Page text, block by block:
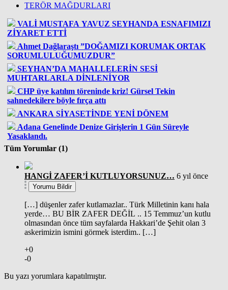
TERÖR MAĞDURLARI
VALİ MUSTAFA YAVUZ SEYHANDA ESNAFIMIZI
ZİYARET ETTİ
Ahmet Dağlaraştı ”DOĞAMIZI KORUMAK ORTAK
SORUMLULUĞUMUZDUR”
SEYHAN’DA MAHALLELERİN SESİ
MUHTARLARLA DİNLENİYOR
CHP üye katılım töreninde kriz! Gürsel Tekin
sahnedekilere böyle fırça attı
ANKARA SİYASETİNDE YENİ DÖNEM
Adana Genelinde Denize Girişlerin 1 Gün Süreyle
Yasaklandı.
Tüm Yorumlar (1)
HANGİ ZAFER’İ KUTLUYORSUNUZ… 6 yıl önce
Yorumu Bildir
[…] düşenler zafer kutlamazlar.. Türk Milletinin kanı hala
yerde… BU BİR ZAFER DEĞİL .. 15 Temmuz’un kutlu
olmasından önce tüm sayfalarda Hakkari’de Şehit olan 3
askerimizin ismini görmek isterdim.. […]
+0
-0
Bu yazı yorumlara kapatılmıştır.